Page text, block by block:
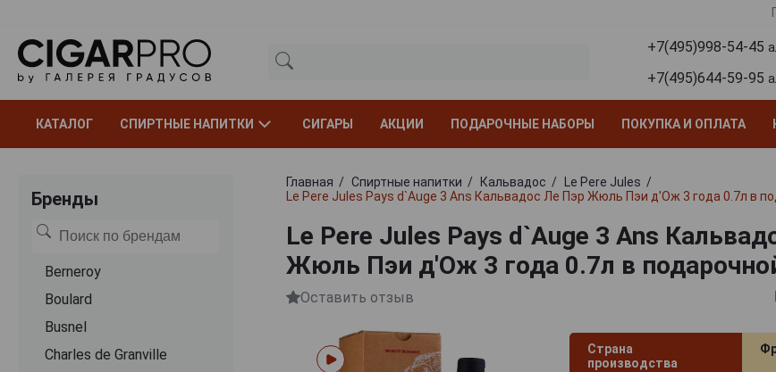
+7(495)998-54-45
+7(495)644-59-95
КАТАЛОГ СПИРТНЫЕ НАПИТКИ СИГАРЫ АКЦИИ ПОДАРОЧНЫЕ НАБОРЫ ПОКУПКА И ОПЛАТА
Бренды
Berneroy
Boulard
Busnel
Charles de Granville
Главная Спиртные напитки Кальвадос
Le Pere Jules
Le Pere Jules Pays d`Auge 3 Ans Кальвадос Ле Пэр Жюль Пэи д'Ож 3 года 0.7л в
Le Pere Jules Pays d`Auge 3 Ans
Жюль Пэи д'Ож 3 года 0.7л в
Оставить отзыв
Страна
производства